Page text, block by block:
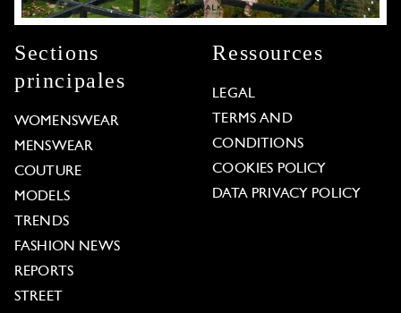
Sections
principales
WOMENSWEAR
MENSWEAR
COUTURE
MODELS
TRENDS
FASHION NEWS
REPORTS
STREET
Ressources
LEGAL
TERMS AND
CONDITIONS
COOKIES POLICY
DATA PRIVACY POLICY